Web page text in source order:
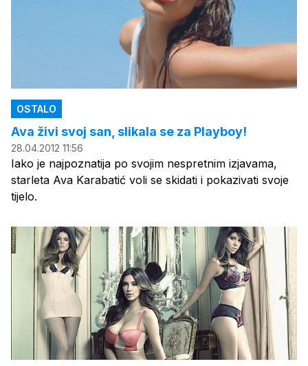
OSTALO
Ava živi svoj san, slikala se za Playboy!
28.04.2012 11:56
Iako je najpoznatija po svojim nespretnim izjavama,
starleta Ava Karabatić voli se skidati i pokazivati svoje
tijelo.